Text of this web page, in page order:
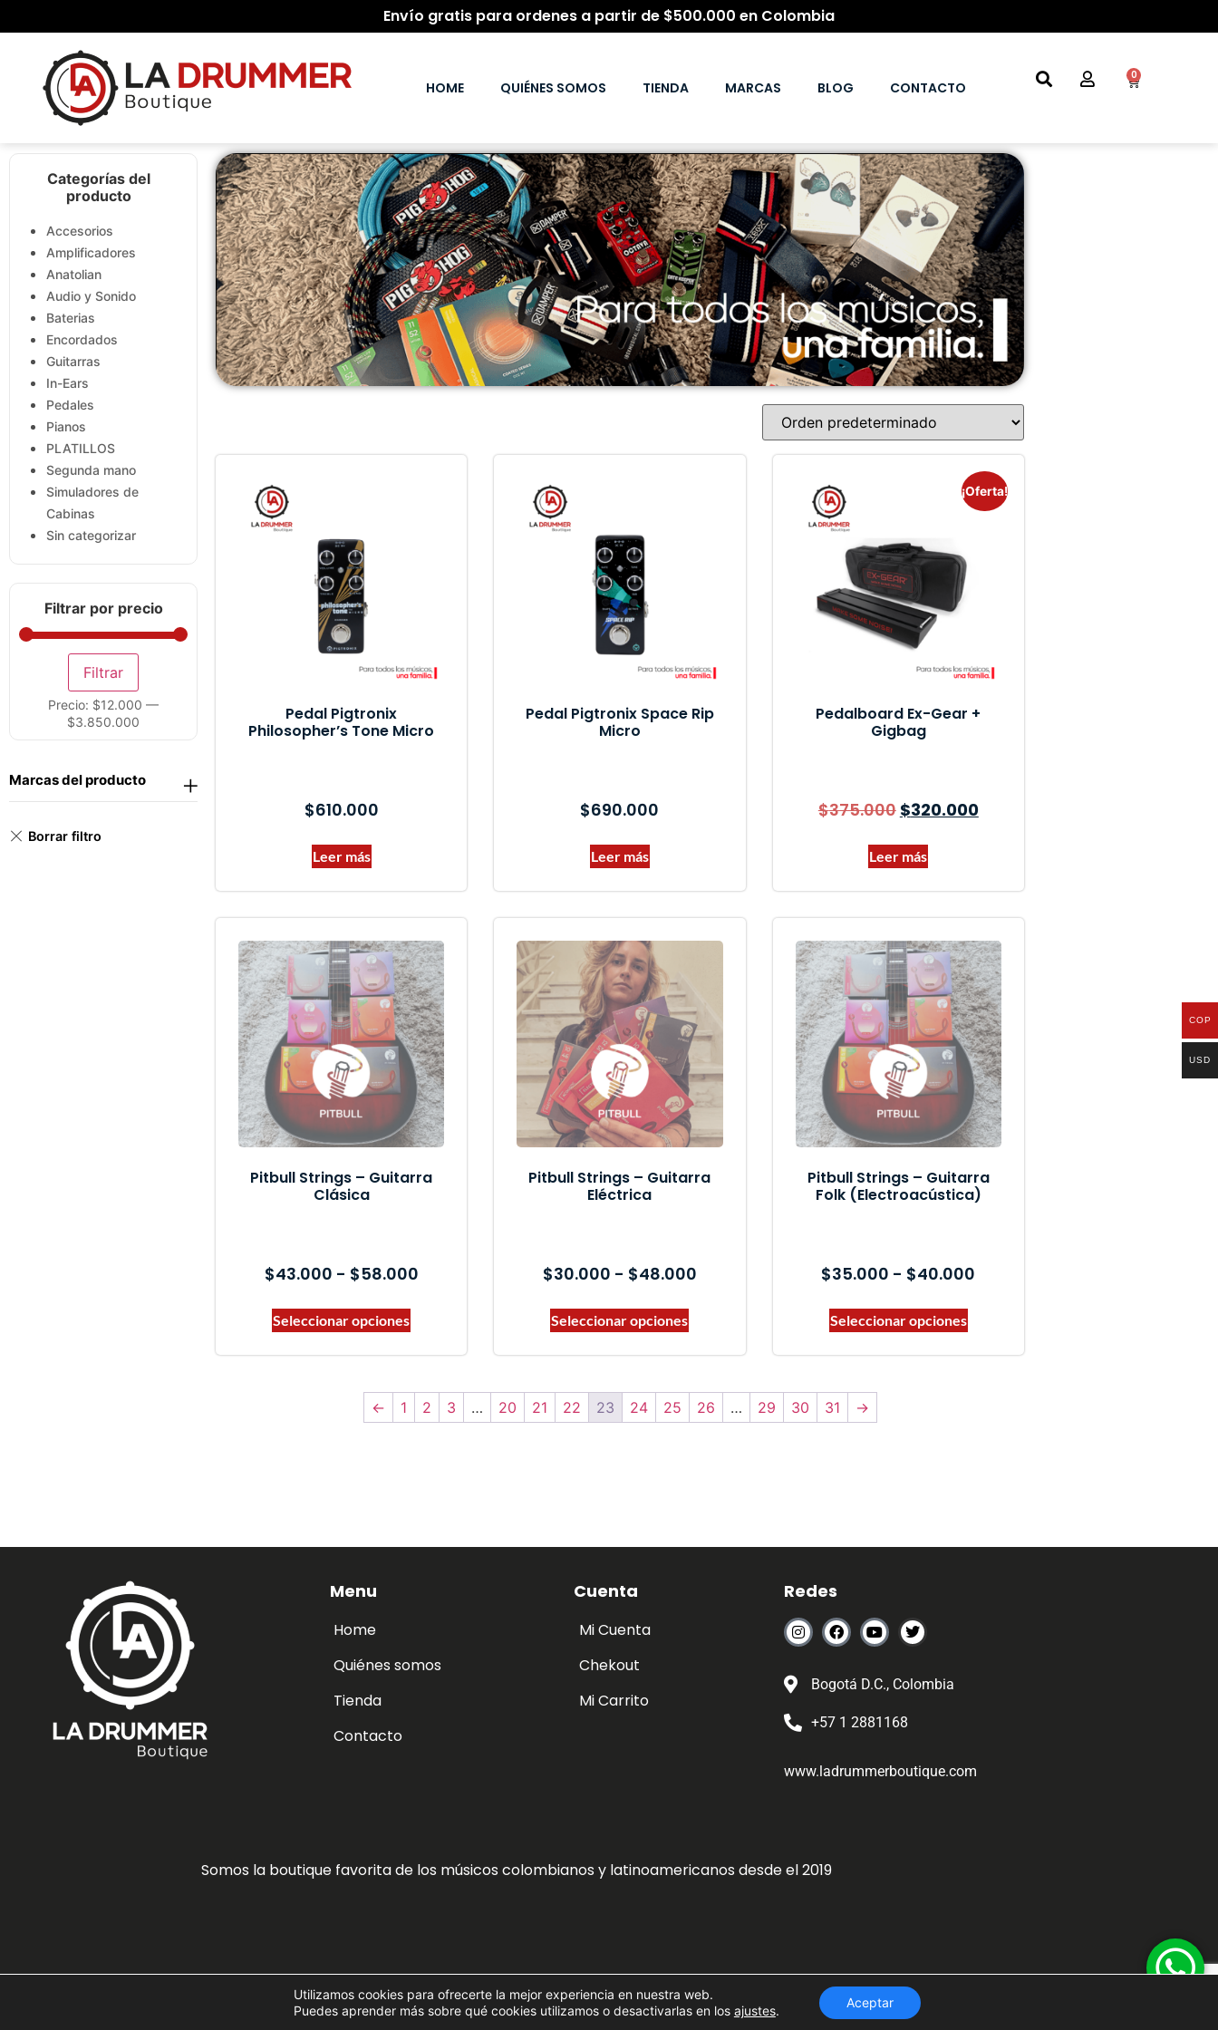
Envío gratis para ordenes a partir de $500.000 en Colombia
HOME QUIÉNES SOMOS TIENDA MARCAS BLOG CONTACTO
0
Categorías del
producto
Accesorios
Amplificadores
Anatolian
Audio y Sonido
Baterias
Encordados
Guitarras
In-Ears
Pedales
Pianos
PLATILLOS
Segunda mano
Simuladores de
Cabinas
Sin categorizar
Filtrar por precio
Filtrar
Precio: $12.000 —
$3.850.000
Marcas del producto
Pedal Pigtronix
Philosopher’s Tone Micro
$610.000
Leer más
Pedal Pigtronix Space Rip
Micro
$690.000
Leer más
¡Oferta!
Pedalboard Ex-Gear +
Gigbag
$375.000 $320.000
Leer más
Pitbull Strings – Guitarra
Clásica
$43.000 - $58.000
Seleccionar opciones
Pitbull Strings – Guitarra
Eléctrica
$30.000 - $48.000
Seleccionar opciones
Pitbull Strings – Guitarra
Folk (Electroacústica)
$35.000 - $40.000
Seleccionar opciones
← 1 2 3 … 20 21 22 23 24 25 26 … 29 30 31 →
Menu
Home
Quiénes somos
Tienda
Contacto
Cuenta
Mi Cuenta
Chekout
Mi Carrito
Redes
Bogotá D.C., Colombia
+57 1 2881168
www.ladrummerboutique.com
Somos la boutique favorita de los músicos colombianos y latinoamericanos desde el 2019
COP
USD
Utilizamos cookies para ofrecerte la mejor experiencia en nuestra web.
Puedes aprender más sobre qué cookies utilizamos o desactivarlas en los ajustes.
Aceptar